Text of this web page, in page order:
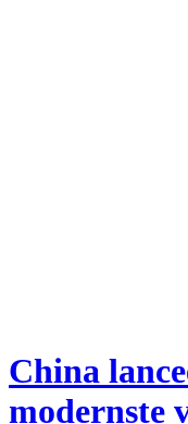
China
modernste